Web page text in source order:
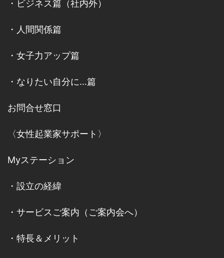
・ ビジネス篇（社内外）
・ 人間関係篇
・ 女子力アップ篇
・ なりたい自分に…篇
お問合せ窓口
〈女性起業家サポート〉
Myステーション
・ 設立の経緯
・ サービスご案内 （ ご案内会へ）
・ 特長＆メリット